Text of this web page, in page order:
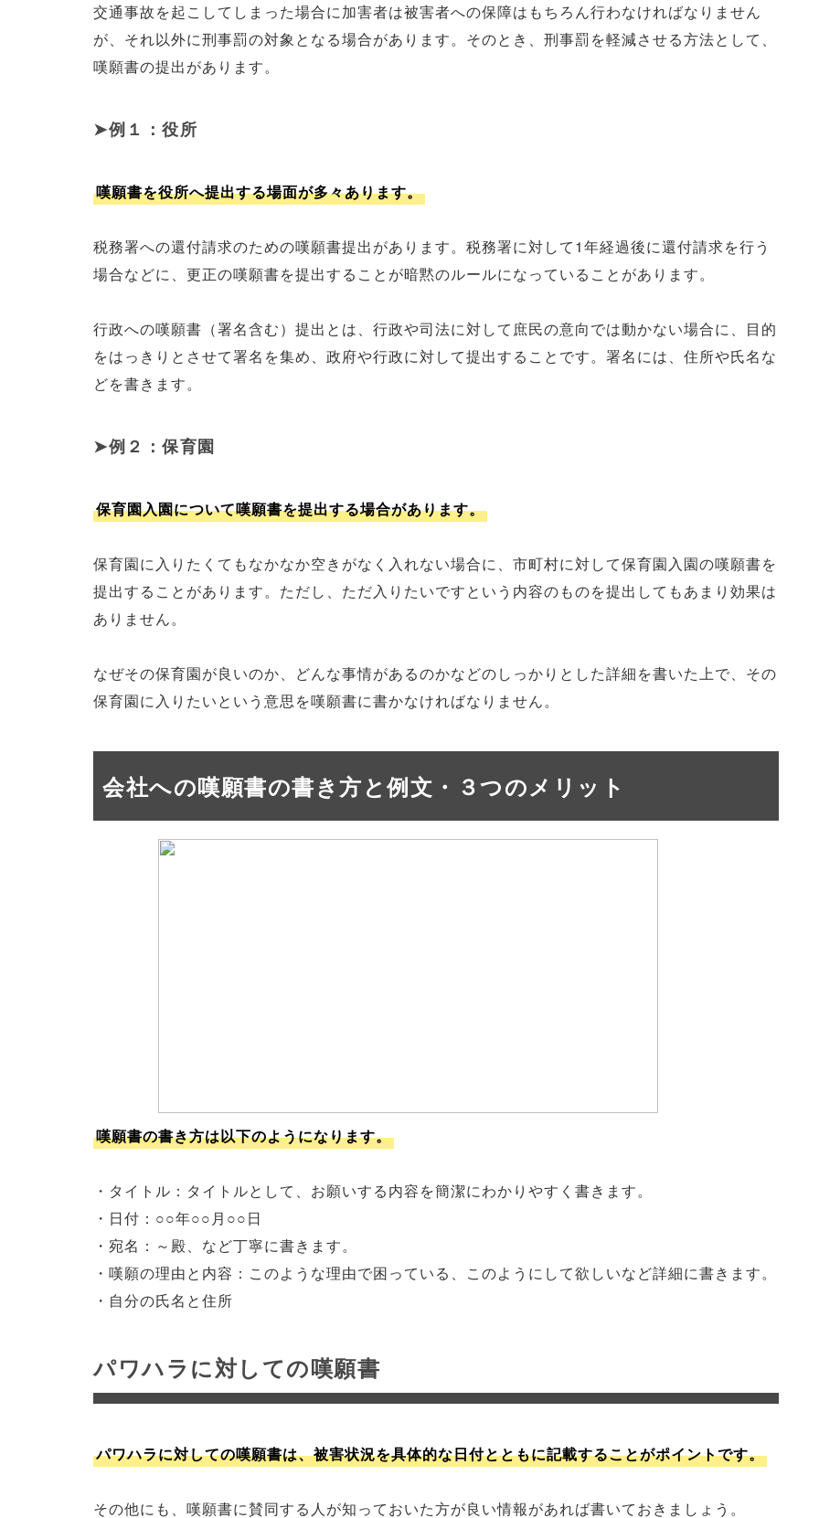
交通事故を起こしてしまった場合に加害者は被害者への保障はもちろん行わなければなりません
が、それ以外に刑事罰の対象となる場合があります。そのとき、刑事罰を軽減させる方法として、
嘆願書の提出があります。
例１：役所
嘆願書を役所へ提出する場面が多々あります。
税務署への還付請求のための嘆願書提出があります。税務署に対して1年経過後に還付請求を行う
場合などに、更正の嘆願書を提出することが暗黙のルールになっていることがあります。
行政への嘆願書（署名含む）提出とは、行政や司法に対して庶民の意向では動かない場合に、目的
をはっきりとさせて署名を集め、政府や行政に対して提出することです。署名には、住所や氏名な
どを書きます。
例２：保育園
保育園入園について嘆願書を提出する場合があります。
保育園に入りたくてもなかなか空きがなく入れない場合に、市町村に対して保育園入園の嘆願書を
提出することがあります。ただし、ただ入りたいですという内容のものを提出してもあまり効果は
ありません。
なぜその保育園が良いのか、どんな事情があるのかなどのしっかりとした詳細を書いた上で、その
保育園に入りたいという意思を嘆願書に書かなければなりません。
会社への嘆願書の書き方と例文・３つのメリット
嘆願書の書き方は以下のようになります。
・タイトル：タイトルとして、お願いする内容を簡潔にわかりやすく書きます。
・日付：○○年○○月○○日
・宛名：～殿、など丁寧に書きます。
・嘆願の理由と内容：このような理由で困っている、このようにして欲しいなど詳細に書きます。
・自分の氏名と住所
パワハラに対しての嘆願書
パワハラに対しての嘆願書は、被害状況を具体的な日付とともに記載することがポイントです。
その他にも、嘆願書に賛同する人が知っておいた方が良い情報があれば書いておきましょう。